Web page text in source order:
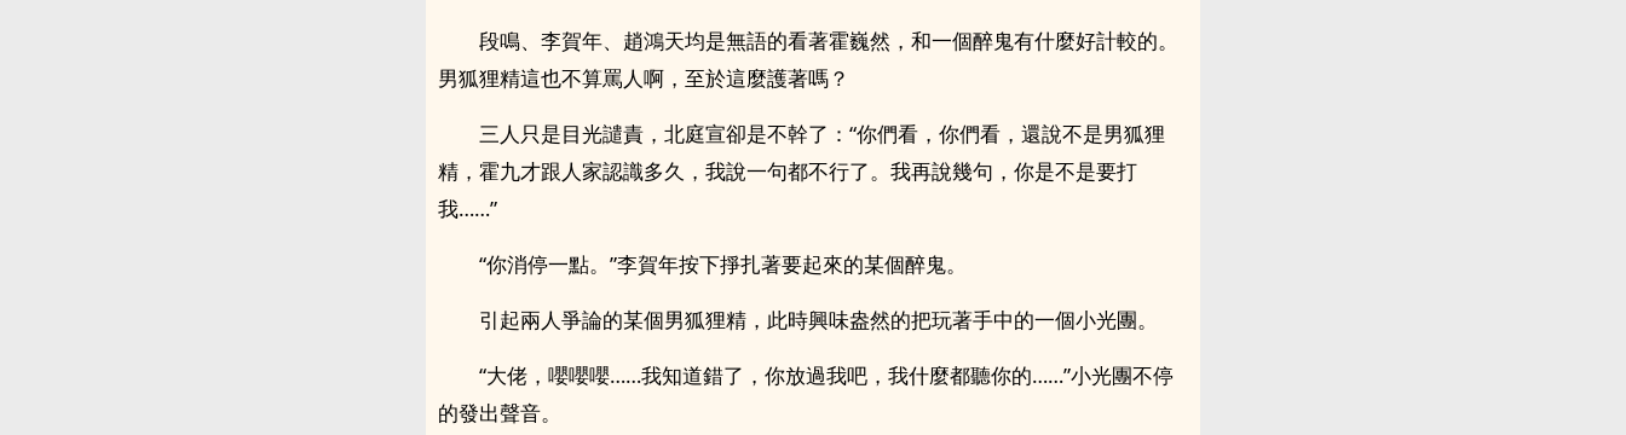
段鳴、李賀年、趙鴻天均是無語的看著霍巍然，和一個醉鬼有什麼好計較的。
男狐狸精這也不算罵人啊，至於這麼護著嗎？
三人只是目光譴責，北庭宣卻是不幹了：“你們看，你們看，還說不是男狐狸
精，霍九才跟人家認識多久，我說一句都不行了。我再說幾句，你是不是要打
我……”
“你消停一點。”李賀年按下掙扎著要起來的某個醉鬼。
引起兩人爭論的某個男狐狸精，此時興味盎然的把玩著手中的一個小光團。
“大佬，嚶嚶嚶……我知道錯了，你放過我吧，我什麼都聽你的……”小光團不停
的發出聲音。